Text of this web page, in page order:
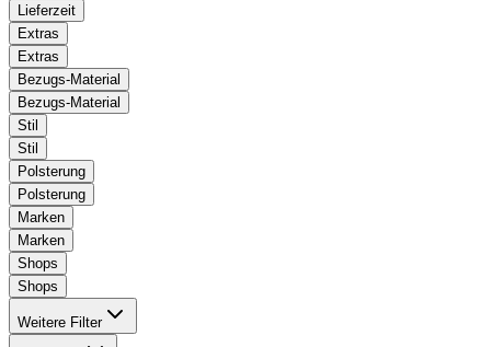
Lieferzeit
Extras
Extras
Bezugs-Material
Bezugs-Material
Stil
Stil
Polsterung
Polsterung
Marken
Marken
Shops
Shops
Weitere Filter